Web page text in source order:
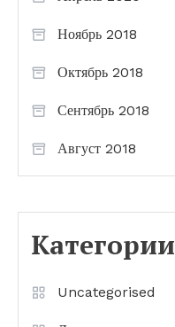
Ноябрь 2018
Октябрь 2018
Сентябрь 2018
Август 2018
Категории
Uncategorised